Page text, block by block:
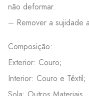
não deformar.
– Remover a sujidade
Composição:
Exterior: Couro;
Interior: Couro e Têxtil;